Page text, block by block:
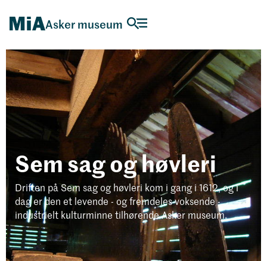
Asker museum
Sem sag og høvleri
Driften på Sem sag og høvleri kom i gang i 1612, og i
dag er den et levende - og fremdeles voksende -
industrielt kulturminne tilhørende Asker museum.